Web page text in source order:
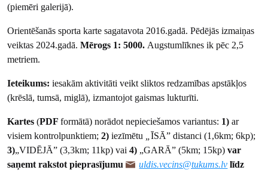
(piemēri galerijā).
Orientēšanās sporta karte sagatavota 2016.gadā. Pēdējās izmaiņas
veiktas 2024.gadā.Mērogs 1: 5000. Augstumlīknes ik pēc 2,5
metriem.
Ieteikums: iesakām aktivitāti veikt sliktos redzamības apstākļos
(krēslā, tumsā, miglā), izmantojot gaismas lukturīti.
Kartes(PDFformātā) norādot nepieciešamos variantus: 1) ar
visiem kontrolpunktiem;2) iezīmētu „ĪSĀ” distanci (1,6km; 6kp);
3)„VIDĒJĀ” (3,3km; 11kp) vai4) „GARĀ” (5km; 15kp)var
saņemt rakstot pieprasījumu uldis.vecins@tukums.lv līdz